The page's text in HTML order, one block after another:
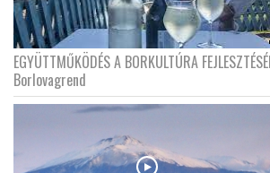
EGYÜTTMŰKÖDÉS A BORKULTÚRA
Borlovagrend